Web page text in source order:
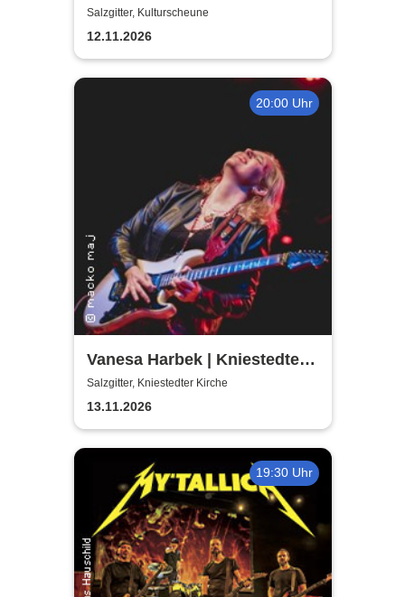
Fields
Salzgitter, Kulturscheune
12.11.2026
20:00 Uhr
Vanesa Harbek | Kniestedter
Kirche
Salzgitter, Kniestedter Kirche
13.11.2026
19:30 Uhr